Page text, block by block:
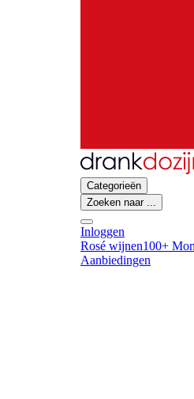
Categorieën
Zoeken naar ...
Inloggen
Rosé wijnen100+
Aanbiedingen